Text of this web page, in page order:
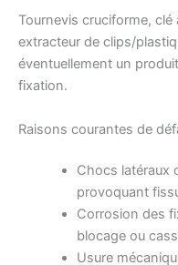
Tournevis cruciforme,
extracteur de clips/
éventuellement un
fixation.
Raisons courantes de
Chocs latéraux
provoquant
Corrosion des
blocage ou
Usure